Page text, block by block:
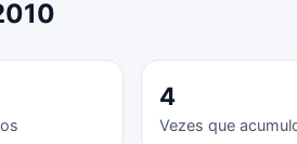
4
Vezes que